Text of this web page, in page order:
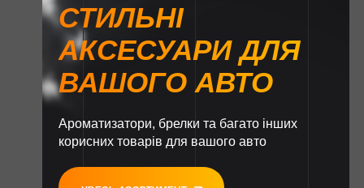
СТИЛЬНІ
АКСЕСУАРИ ДЛЯ
ВАШОГО АВТО
Ароматизатори, брелки та багато інших
корисних товарів для вашого авто